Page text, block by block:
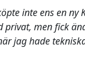
inte ens en ny
privat, men fick
jag hade